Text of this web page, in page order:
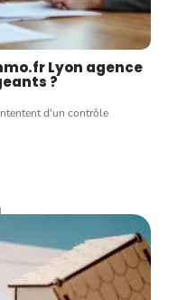
Lyon agence
?
d'un contrôle